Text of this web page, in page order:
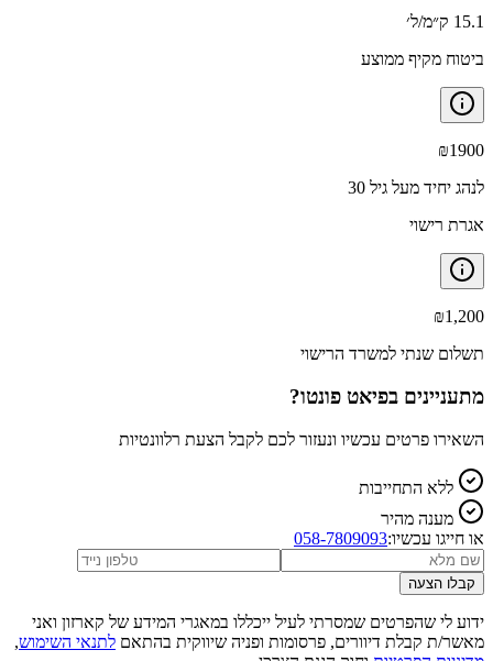
15.1 ק״מ/ל׳
ביטוח מקיף ממוצע
₪1900
לנהג יחיד מעל גיל 30
אגרת רישוי
₪1,200
תשלום שנתי למשרד הרישוי
מתעניינים בפיאט פונטו?
השאירו פרטים עכשיו ונעזור לכם לקבל הצעת רלוונטיות
ללא התחייבות
מענה מהיר
או חייגו עכשיו:058-7809093
קבלו הצעה
ידוע לי שהפרטים שמסרתי לעיל ייכללו במאגרי המידע של קארזון ואני
מאשר/ת קבלת דיוורים, פרסומות ופניה שיווקית בהתאם לתנאי השימוש,